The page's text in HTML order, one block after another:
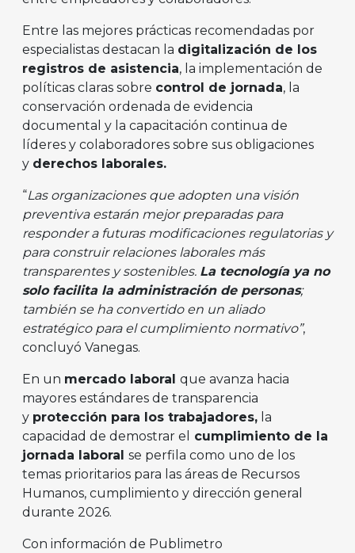
Entre las mejores prácticas recomendadas por
especialistas destacan la digitalización de los
registros de asistencia, la implementación de
políticas claras sobre control de jornada, la
conservación ordenada de evidencia
documental y la capacitación continua de
líderes y colaboradores sobre sus obligaciones
y derechos laborales.
“Las organizaciones que adopten una visión
preventiva estarán mejor preparadas para
responder a futuras modificaciones regulatorias y
para construir relaciones laborales más
transparentes y sostenibles. La tecnología ya no
solo facilita la administración de personas;
también se ha convertido en un aliado
estratégico para el cumplimiento normativo”,
concluyó Vanegas.
En un mercado laboral que avanza hacia
mayores estándares de transparencia
y protección para los trabajadores, la
capacidad de demostrar el
cumplimiento de la
jornada laboral se perfila como uno de los
temas prioritarios para las áreas de Recursos
Humanos, cumplimiento y dirección general
durante 2026.
Con información de Publimetro